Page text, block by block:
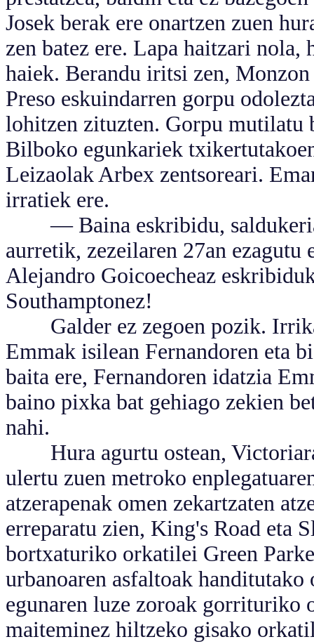
Josek berak ere onartzen zuen
zen batez ere. Lapa haitzari nola,
haiek. Berandu iritsi zen,
Preso eskuindarren gorpu
lohitzen zituzten. Gorpu mutilatu
Bilboko egunkariek
Leizaolak Arbex zentsoreari.
irratiek ere.
— Baina eskribidu,
aurretik, zezeilaren 27an ezagutu
Alejandro Goicoecheaz
Southamptonez!
Galder ez zegoen pozik.
Emmak isilean Fernandoren eta
baita ere, Fernandoren idatzia
baino pixka bat gehiago zekien
nahi.
Hura agurtu ostean, Victoriara
ulertu zuen metroko
atzerapenak omen zekartzaten
erreparatu zien, King's Road eta
bortxaturiko orkatilei Green
urbanoaren asfaltoak
egunaren luze zoroak
maiteminez hiltzeko gisako